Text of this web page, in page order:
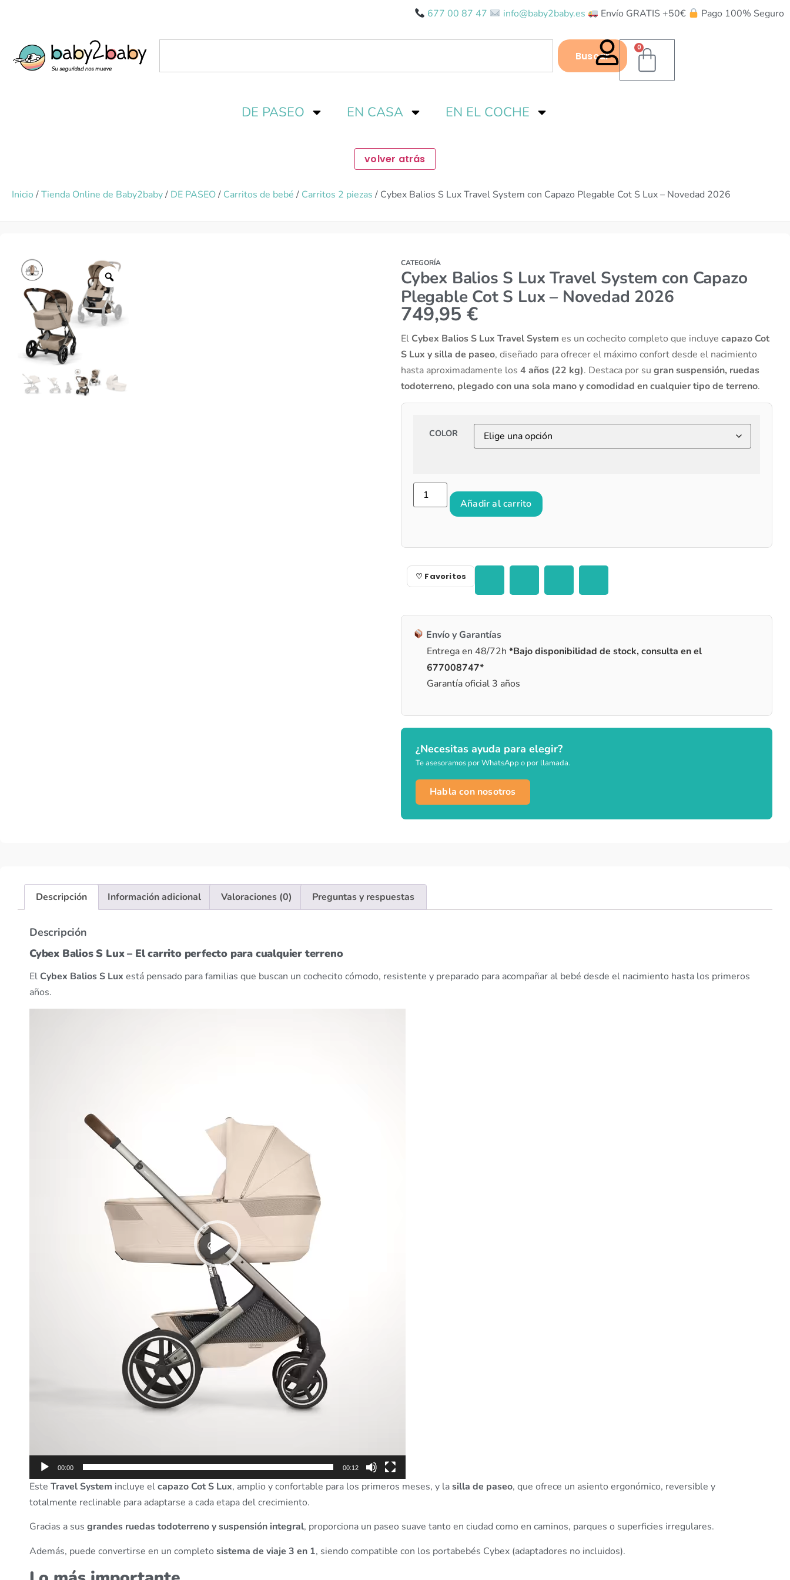
677 00 87 47 info@baby2baby.es Envío GRATIS +50€ Pago 100% Seguro
Buscar
0
DE PASEO EN CASA EN EL COCHE
Inicio /Tienda Online de Baby2baby/ DE PASEO/ Carritos de bebé / Carritos 2 piezas / Cybex Balios S Lux Travel System con Capazo Plegable Cot S Lux – Novedad 2026
CATEGORÍA
Cybex Balios S Lux Travel System con Capazo
Plegable Cot S Lux – Novedad 2026
749,95 €
El Cybex Balios S Lux Travel System es un cochecito completo que incluye capazo Cot
S Lux y silla de paseo, diseñado para ofrecer el máximo confort desde el nacimiento
hasta aproximadamente los 4 años (22 kg). Destaca por su gran suspensión, ruedas
todoterreno, plegado con una sola mano y comodidad en cualquier tipo de terreno.
COLOR
Añadir al carrito
♡ Favoritos
Envío y Garantías
Entrega en 48/72h *Bajo disponibilidad de stock, consulta en el
677008747*
Garantía oficial 3 años
¿Necesitas ayuda para elegir?
Te asesoramos por WhatsApp o por llamada.
Habla con nosotros
Descripción Información adicional Valoraciones (0) Preguntas y respuestas
Descripción
Cybex Balios S Lux – El carrito perfecto para cualquier terreno
El Cybex Balios S Lux está pensado para familias que buscan un cochecito cómodo, resistente y preparado para acompañar al bebé desde el nacimiento hasta los primeros
años.
00:00 00:12
Este Travel System incluye elcapazo Cot S Lux, amplio y confortable para los primeros meses, y lasilla de paseo, que ofrece un asiento ergonómico, reversible y
totalmente reclinable para adaptarse a cada etapa del crecimiento.
Gracias a sus grandes ruedas todoterreno y suspensión integral, proporciona un paseo suave tanto en ciudad como en caminos, parques o superficies irregulares.
Además, puede convertirse en un completo sistema de viaje 3 en 1, siendo compatible con los portabebés Cybex (adaptadores no incluidos).